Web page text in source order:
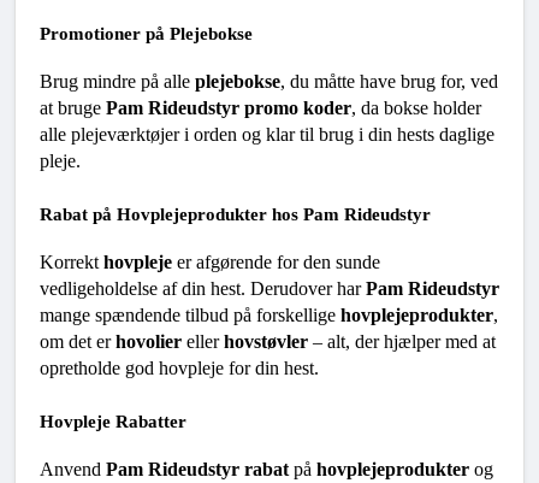
Promotioner på Plejebokse
Brug mindre på alle plejebokse, du måtte have brug for, ved
at bruge Pam Rideudstyr promo koder, da bokse holder
alle plejeværktøjer i orden og klar til brug i din hests daglige
pleje.
Rabat på Hovplejeprodukter hos Pam Rideudstyr
Korrekt hovpleje er afgørende for den sunde
vedligeholdelse af din hest. Derudover har Pam Rideudstyr
mange spændende tilbud på forskellige hovplejeprodukter,
om det er hovolier eller hovstøvler – alt, der hjælper med at
opretholde god hovpleje for din hest.
Hovpleje Rabatter
Anvend Pam Rideudstyr rabat på hovplejeprodukter og